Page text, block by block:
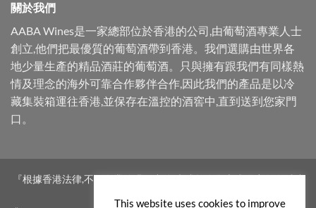
關於我們
AABA Wines是一家總部位於香港的公司,由葡萄酒專業人士
創立,他們把最優質的葡萄酒帶到香港。我們選購由世界各
地少量生產的精品酒莊的葡萄酒。只與擁有跟我們有同樣熱
情及理念的海外可靠合作夥伴合作,因此我們的產品是以冷
藏集裝箱運往香港,並保存在溫控的酒窖中,直到送到您家門
口。
『根據香港法律,不得在業務過程中,向未成年人售賣或供應令人醺醉
This website uses cookies to improve